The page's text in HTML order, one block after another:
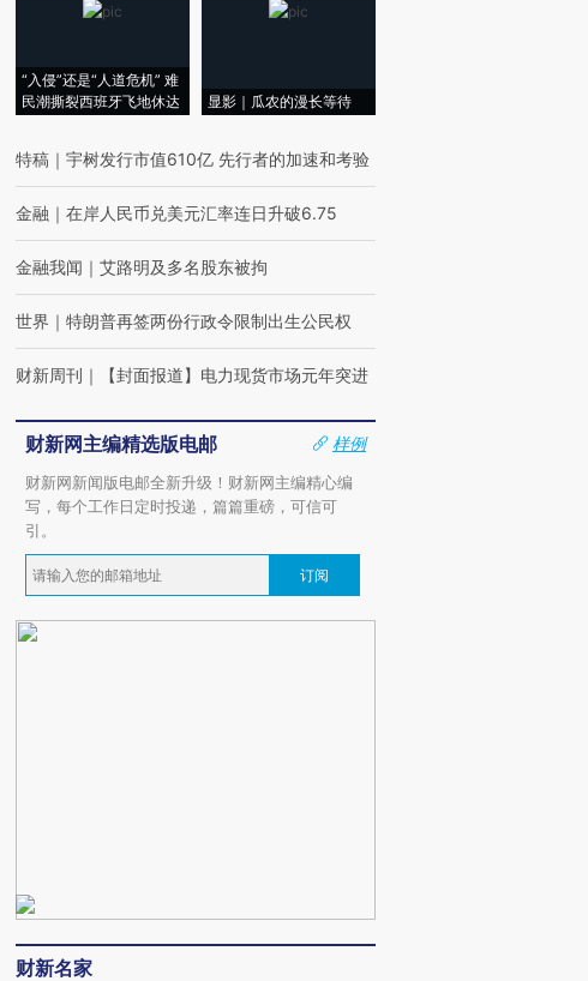
“入侵”还是“人道危机” 难
民潮撕裂西班牙飞地休达
显影｜瓜农的漫长等待
特稿 ｜ 宇树发行市值610亿 先行者的加速和考验
金融 ｜ 在岸人民币兑美元汇率连日升破6.75
金融我闻 ｜ 艾路明及多名股东被拘
世界 ｜ 特朗普再签两份行政令限制出生公民权
财新周刊 ｜ 【封面报道】电力现货市场元年突进
财新网主编精选版电邮
样例
财新网新闻版电邮全新升级！财新网主编精心编
写，每个工作日定时投递，篇篇重磅，可信可
引。
订阅
财新名家